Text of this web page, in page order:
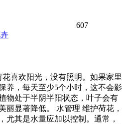
607
喜欢阳光，没有照明。如果家里
养，每天至少5个小时，这不会影
物处于半阴半阳状态，叶子会有
丽显著降低。 水管理 维护荷花，
尤其是水量应加以控制。通常，